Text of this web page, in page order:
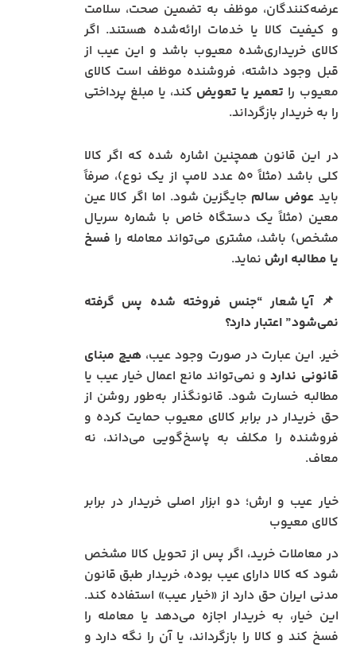
عرضه‌کنندگان، موظف به تضمین صحت، سلامت
و کیفیت کالا یا خدمات ارائه‌شده هستند. اگر
کالای خریداری‌شده معیوب باشد و این عیب از
قبل وجود داشته، فروشنده موظف است کالای
معیوب را تعمیر یا تعویض کند، یا مبلغ پرداختی
را به خریدار بازگرداند.
در این قانون همچنین اشاره شده که اگر کالا
کلی باشد (مثلاً ۵۰ عدد لامپ از یک نوع)، صرفاً
بایدعوض سالم جایگزین شود. اما اگر کالا عین
معین (مثلاً یک دستگاه خاص با شماره سریال
مشخص) باشد، مشتری می‌تواند معامله را فسخ
یا مطالبه ارش نماید.
📌آیا شعار “جنس فروخته شده پس گرفته
نمی‌شود” اعتبار دارد؟
خیر. این عبارت در صورت وجود عیب،هیچ مبنای
قانونی نداردو نمی‌تواند مانع اعمال خیار عیب یا
مطالبه خسارت شود. قانونگذار به‌طور روشن از
حق خریدار در برابر کالای معیوب حمایت کرده و
فروشنده را مکلف به پاسخ‌گویی می‌داند، نه
معاف.
خیار عیب و ارش؛ دو ابزار اصلی خریدار در برابر
کالای معیوب
در معاملات خرید، اگر پس از تحویل کالا مشخص
شود که کالا دارای عیب بوده، خریدار طبق قانون
مدنی ایران حق دارد از «خیار عیب» استفاده کند.
این خیار، به خریدار اجازه می‌دهد یا معامله را
فسخ کند و کالا را بازگرداند، یا آن را نگه دارد و